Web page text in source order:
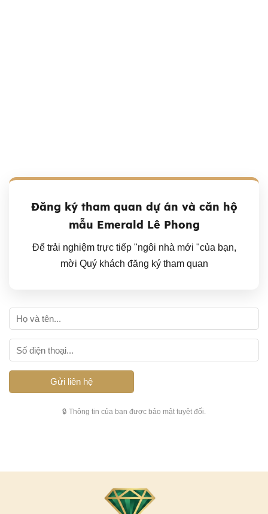
Đăng ký tham quan dự án và căn hộ
mẫu Emerald Lê Phong
Để trải nghiệm trực tiếp "ngôi nhà mới "của bạn,
mời Quý khách đăng ký tham quan
🔒 Thông tin của bạn được bảo mật tuyệt đối.